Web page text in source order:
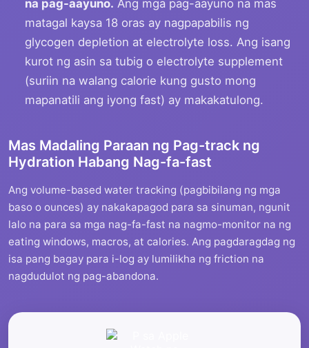
na pag-aayuno. Ang mga pag-aayuno na mas
matagal kaysa 18 oras ay nagpapabilis ng
glycogen depletion at electrolyte loss. Ang isang
kurot ng asin sa tubig o electrolyte supplement
(suriin na walang calorie kung gusto mong
mapanatili ang iyong fast) ay makakatulong.
Mas Madaling Paraan ng Pag-track ng
Hydration Habang Nag-fa-fast
Ang volume-based water tracking (pagbibilang ng mga
baso o ounces) ay nakakapagod para sa sinuman, ngunit
lalo na para sa mga nag-fa-fast na nagmo-monitor na ng
eating windows, macros, at calories. Ang pagdaragdag ng
isa pang bagay para i-log ay lumilikha ng friction na
nagdudulot ng pag-abandona.